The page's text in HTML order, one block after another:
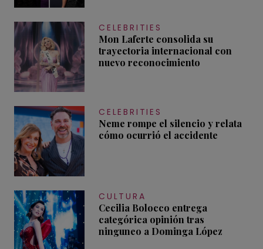
CELEBRITIES
Mon Laferte consolida su
trayectoria internacional con
nuevo reconocimiento
CELEBRITIES
Neme rompe el silencio y relata
cómo ocurrió el accidente
CULTURA
Cecilia Bolocco entrega
categórica opinión tras
ninguneo a Dominga López